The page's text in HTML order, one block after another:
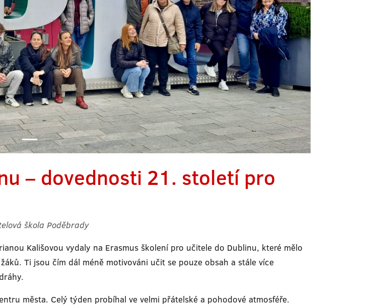
– dovednosti 21. století pro
škola Poděbrady
Kališovou vydaly na Erasmus školení pro učitele do Dublinu, které mělo
Ti jsou čím dál méně motivováni učit se pouze obsah a stále více
města. Celý týden probíhal ve velmi přátelské a pohodové atmosféře.